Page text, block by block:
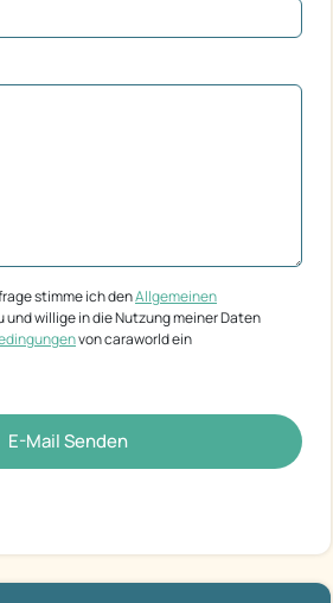
stimme ich denAllgemeinen
und willige in die Nutzung meiner Daten
von caraworld ein
E-Mail Senden